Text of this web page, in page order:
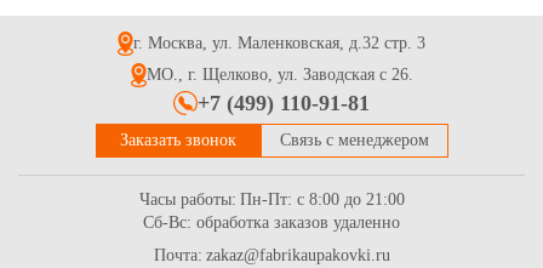
г. Москва, ул. Маленковская, д.32 стр. 3
МО., г. Щелково, ул. Заводская с 26.
+7 (499) 110-91-81
Заказать звонок Связь с менеджером
Часы работы: Пн-Пт: с 8:00 до 21:00
Сб-Вс: обработка заказов удаленно
Почта: zakaz@fabrikaupakovki.ru